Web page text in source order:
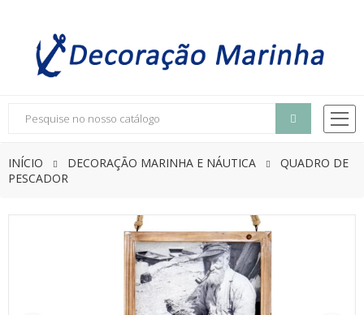
INÍCIO DECORAÇÃO MARINHA E NÁUTICA
QUADRO DE
PESCADOR